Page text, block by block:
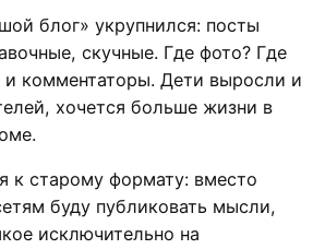
блог» укрупнился: посты
скучные. Где фото? Где
комментаторы. Дети выросли и
хочется больше жизни в
к старому формату: вместо
буду публиковать мысли,
исключительно на